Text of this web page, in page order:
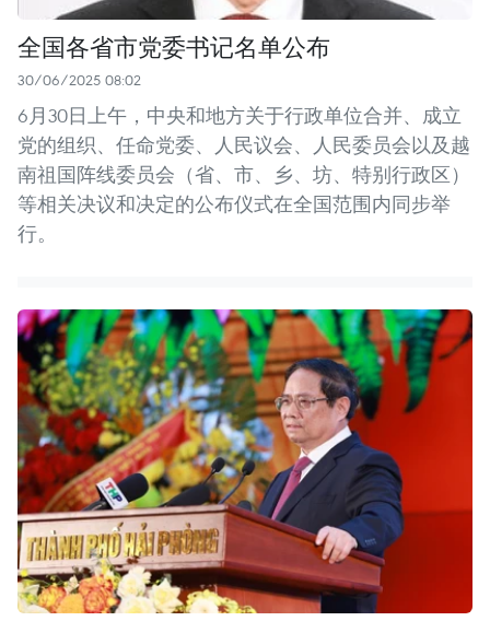
全国各省市党委书记名单公布
30/06/2025 08:02
6月30日上午，中央和地方关于行政单位合并、成立
党的组织、任命党委、人民议会、人民委员会以及越
南祖国阵线委员会（省、市、乡、坊、特别行政区）
等相关决议和决定的公布仪式在全国范围内同步举
行。